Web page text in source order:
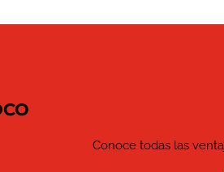
Conoce todas las